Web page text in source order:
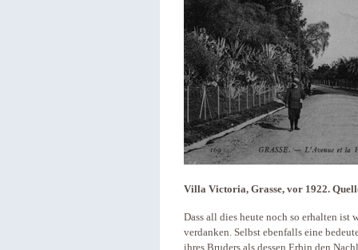
Villa Victoria, Grasse, vor 1922.
Dass all dies heute noch so erhalten
verdanken. Selbst ebenfalls eine
ihres Bruders als dessen Erbin den